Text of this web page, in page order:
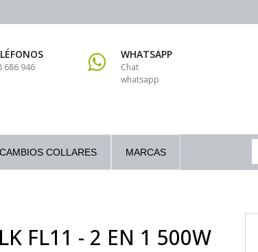
686 946
WHATSAPP
Chat
whatsapp
COLLARES MARCAS
FL11 - 2 EN 1 500W